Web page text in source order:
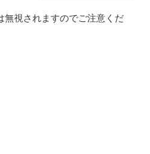
無視されますのでご注意くだ